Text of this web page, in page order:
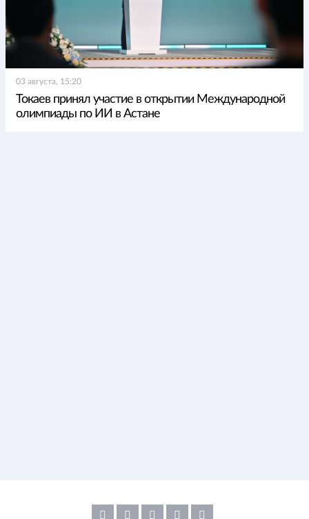
03 августа, 15:20
Токаев принял участие в открытии Международной
олимпиады по ИИ в Астане